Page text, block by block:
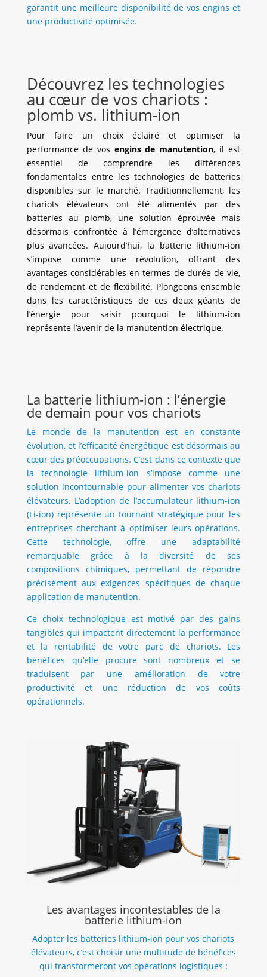
garantit une meilleure disponibilité de vos engins et
une productivité optimisée.
Découvrez les technologies
au cœur de vos chariots :
plomb vs. lithium-ion
Pour faire un choix éclairé et optimiser la
performance de vos engins de manutention, il est
essentiel de comprendre les différences
fondamentales entre les technologies de batteries
disponibles sur le marché. Traditionnellement, les
chariots élévateurs ont été alimentés par des
batteries au plomb, une solution éprouvée mais
désormais confrontée à l’émergence d’alternatives
plus avancées. Aujourd’hui, la batterie lithium-ion
s’impose comme une révolution, offrant des
avantages considérables en termes de durée de vie,
de rendement et de flexibilité. Plongeons ensemble
dans les caractéristiques de ces deux géants de
l’énergie pour saisir pourquoi le lithium-ion
représente l’avenir de la manutention électrique.
La batterie lithium-ion : l’énergie
de demain pour vos chariots
Le monde de la manutention est en constante
évolution, et l’efficacité énergétique est désormais au
cœur des préoccupations. C’est dans ce contexte que
la technologie lithium-ion s’impose comme une
solution incontournable pour alimenter vos chariots
élévateurs. L’adoption de l’accumulateur lithium-ion
(Li-ion) représente un tournant stratégique pour les
entreprises cherchant à optimiser leurs opérations.
Cette technologie, offre une adaptabilité
remarquable grâce à la diversité de ses
compositions chimiques, permettant de répondre
précisément aux exigences spécifiques de chaque
application de manutention.
Ce choix technologique est motivé par des gains
tangibles qui impactent directement la performance
et la rentabilité de votre parc de chariots. Les
bénéfices qu’elle procure sont nombreux et se
traduisent par une amélioration de votre
productivité et une réduction de vos coûts
opérationnels.
Les avantages incontestables de la
batterie lithium-ion
Adopter les batteries lithium-ion pour vos chariots
élévateurs, c’est choisir une multitude de bénéfices
qui transformeront vos opérations logistiques :